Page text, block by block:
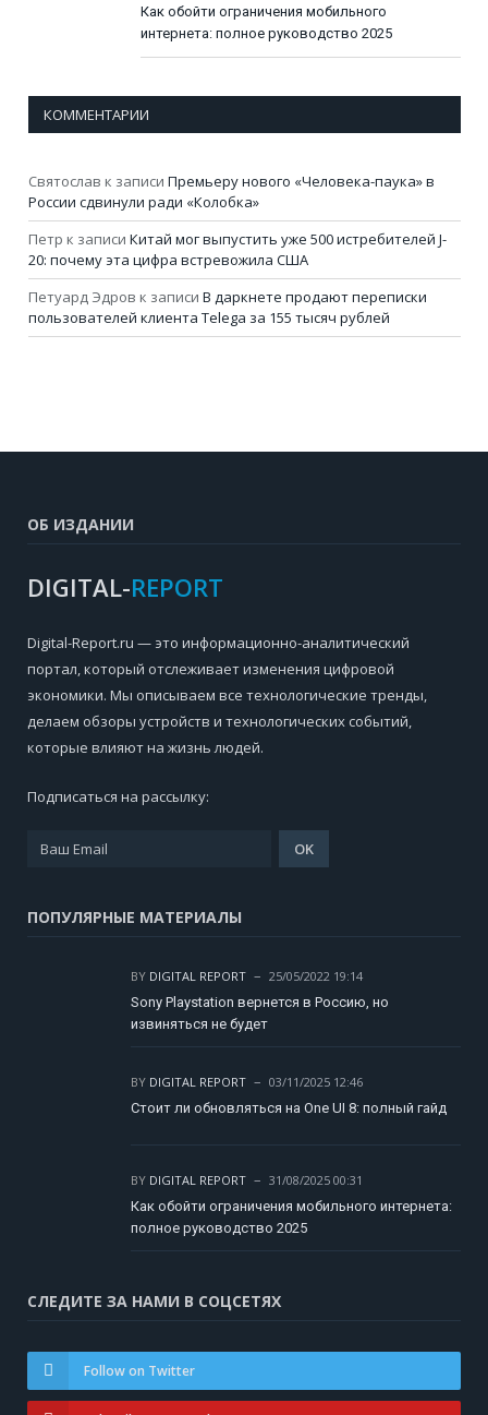
Как обойти ограничения мобильного
интернета: полное руководство 2025
КОММЕНТАРИИ
Святослав к записи Премьеру нового «Человека-паука» в
России сдвинули ради «Колобка»
Петр к записи Китай мог выпустить уже 500 истребителей J-
20: почему эта цифра встревожила США
Петуард Эдров к записи В даркнете продают переписки
пользователей клиента Telega за 155 тысяч рублей
ОБ ИЗДАНИИ
DIGITAL-REPORT
Digital-Report.ru — это информационно-аналитический
портал, который отслеживает изменения цифровой
экономики. Мы описываем все технологические тренды,
делаем обзоры устройств и технологических событий,
которые влияют на жизнь людей.
Подписаться на рассылку:
ПОПУЛЯРНЫЕ МАТЕРИАЛЫ
BY DIGITAL REPORT
25/05/2022 19:14
Sony Playstation вернется в Россию, но
извиняться не будет
BY DIGITAL REPORT
03/11/2025 12:46
Стоит ли обновляться на One UI 8: полный гайд
BY DIGITAL REPORT
31/08/2025 00:31
Как обойти ограничения мобильного интернета:
полное руководство 2025
СЛЕДИТЕ ЗА НАМИ В СОЦСЕТЯХ
Follow on Twitter